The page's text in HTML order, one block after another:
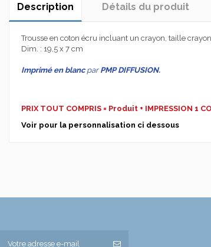
Description Détails du produit
Trousse en coton écru incluant un crayon, taille
Dim. : 19,5 x 7 cm
Imprimé en blancpar PMP DIFFUSION.
PRIX TOUT COMPRIS = Produit + IMPRESSION 1
Voir pour la personnalisation ci dessous